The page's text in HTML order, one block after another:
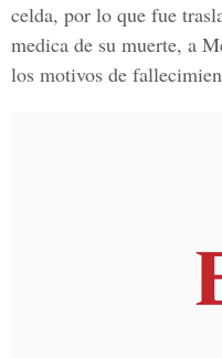
celda, por lo que fue
medica de su muerte, a
los motivos de